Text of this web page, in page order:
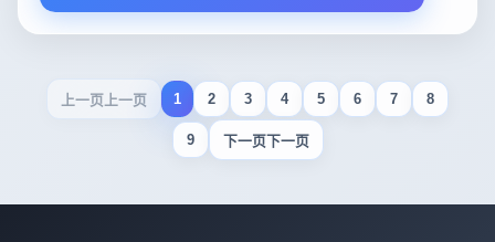
上一页 1 2 3 4 5 6 7 8
9 下一页